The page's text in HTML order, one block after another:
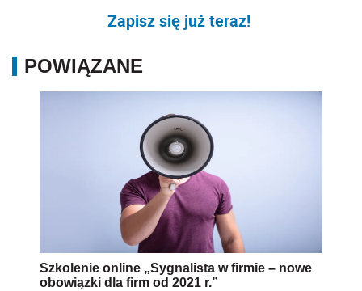
Zapisz się już teraz!
POWIĄZANE
Szkolenie online „Sygnalista w firmie – nowe
obowiązki dla firm od 2021 r.”